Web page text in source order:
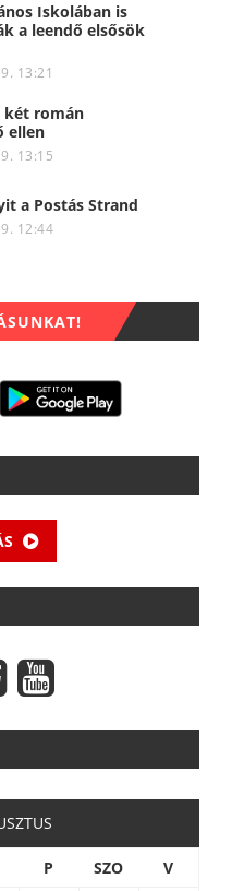
Iskolában is
a leendő elsősök
13:21
két román
ellen
13:15
a Postás Strand
12:44
P SZO
V